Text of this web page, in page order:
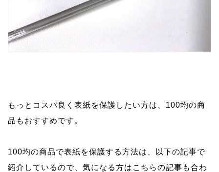
もっとコスパ良く表紙を保護したい方は、100均の商
品もおすすめです。
100均の商品で表紙を保護する方法は、以下の記事で
紹介しているので、気になる方はこちらの記事も合わ